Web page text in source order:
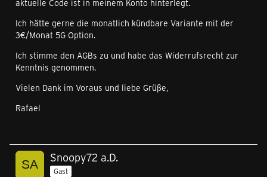
aktuelle Code ist in meinem Konto hinterlegt.
Ich hätte gerne die monatlich kündbare Variante mit der
3€/Monat 5G Option.
Ich stimme den AGBs zu und habe das Widerrufsrecht zur
Kenntnis genommen.
Vielen Dank im Voraus und liebe Grüße,
Rafael
Snoopy72 a.D.
Gast